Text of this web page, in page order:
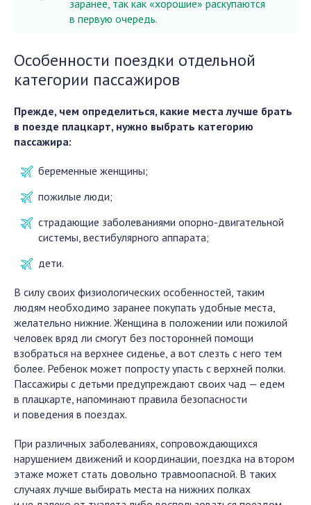
заранее, так как «хорошие» раскупаются
в первую очередь.
Особенности поездки отдельной
категории пассажиров
Прежде, чем определиться, какие места лучше брать
в поезде плацкарт, нужно выбрать категорию
пассажира:
беременные женщины;
пожилые люди;
страдающие заболеваниями опорно-двигательной
системы, вестибулярного аппарата;
дети.
В силу своих физиологических особенностей, таким
людям необходимо заранее покупать удобные места,
желательно нижние. Женщина в положении или пожилой
человек вряд ли смогут без посторонней помощи
взобраться на верхнее сиденье, а вот слезть с него тем
более. Ребенок может попросту упасть с верхней полки.
Пассажиры с детьми предупреждают своих чад — едем
в плацкарте, напоминают правила безопасности
и поведения в поездах.
При различных заболеваниях, сопровождающихся
нарушением движений и координации, поездка на втором
этаже может стать довольно травмоопасной. В таких
случаях лучше выбирать места на нижних полках